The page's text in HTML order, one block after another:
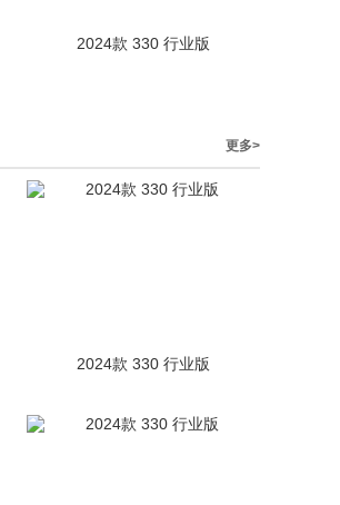
2024款 330 行业版
更多>
2024款 330 行业版